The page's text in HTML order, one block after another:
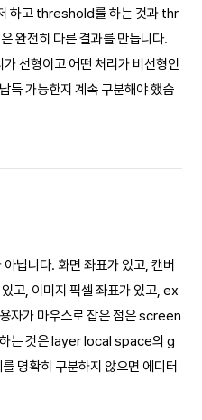
하고 threshold를 하는 것과 thr
완전히 다른 결과를 만듭니다.
선형이고 어떤 처리가 비선형인
득 가능한지 계속 구분해야 했습
닙니다. 화면 좌표가 있고, 캔버
고, 이미지 픽셀 좌표가 있고, ex
자가 마우스로 잡은 점은 screen
는 것은 layer local space의 g
명확히 구분하지 않으면 에디터